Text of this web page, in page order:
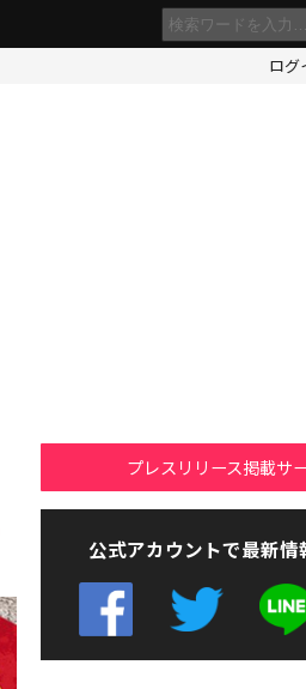
ログ
プレスリリース掲載サ
公式アカウントで最新情